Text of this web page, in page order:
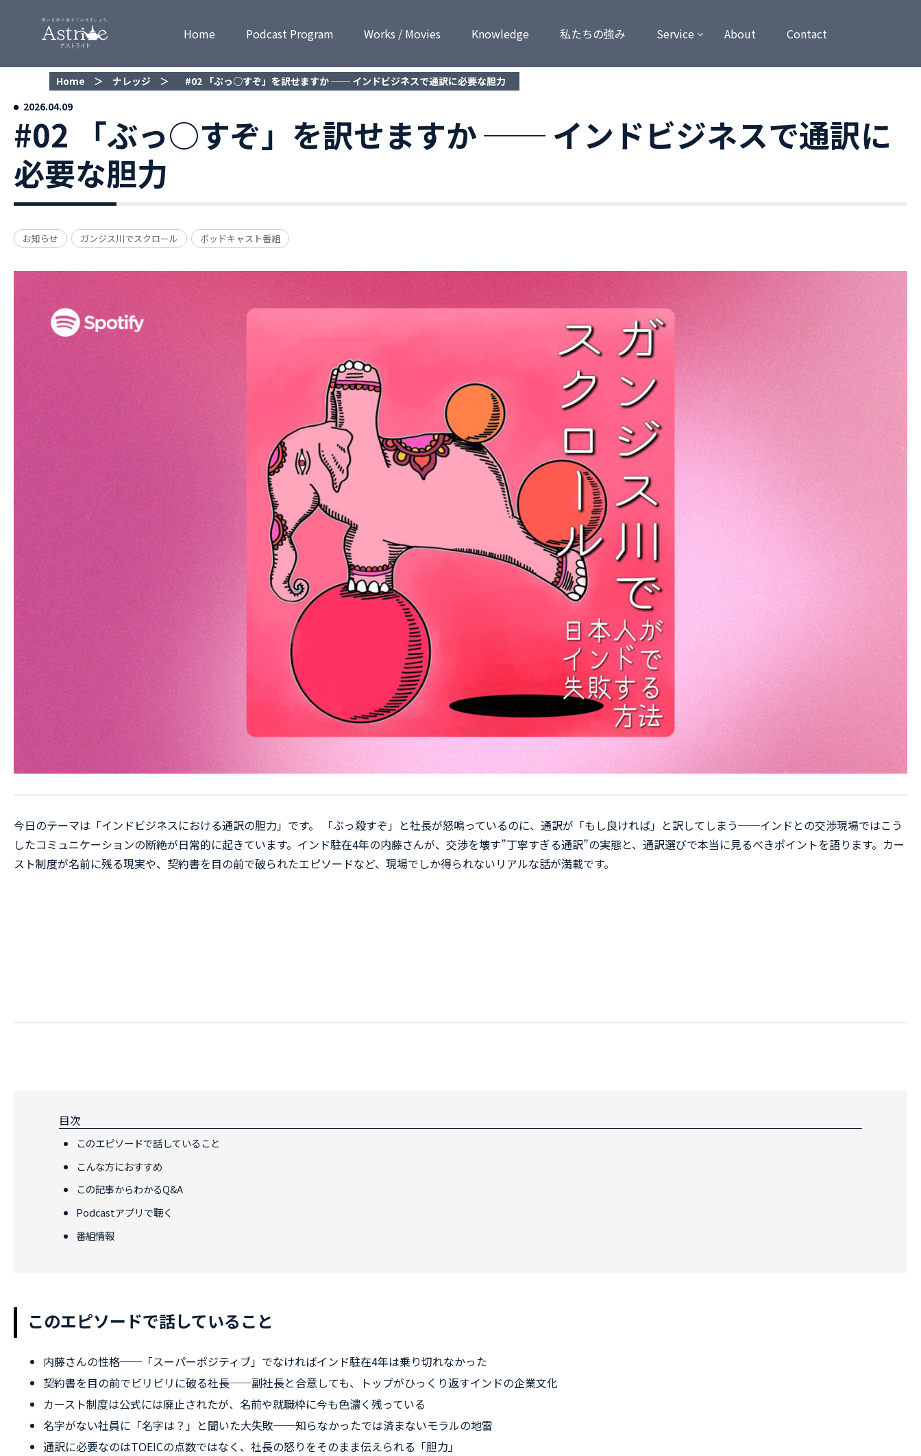
Home ＞ ナレッジ ＞ #02 「ぶっ○すぞ」を訳せますか ── インドビジネスで通訳に必要な胆力
Home Podcast Program Works / Movies Know­ledge 私たちの強み Service About Contact
#02 「ぶっ○すぞ」を訳せますか ── インドビジネスで通訳に
必要な胆力
お知らせ ガンジス川でスクロール ポッドキャスト番組
今日のテーマは「インドビジネスにおける通訳の胆力」です。 「ぶっ殺すぞ」と社長が怒鳴っているのに、通訳が「もし良ければ」と訳してしまう──インドとの交渉現場ではこう
したコミュニケーションの断絶が日常的に起きています。インド駐在4年の内藤さんが、交渉を壊す”丁寧すぎる通訳”の実態と、通訳選びで本当に見るべきポイントを語ります。カー
スト制度が名前に残る現実や、契約書を目の前で破られたエピソードなど、現場でしか得られないリアルな話が満載です。
目次
このエピソードで話していること
こんな方におすすめ
この記事からわかるQ&A
Podcastアプリで聴く
番組情報
このエピソードで話していること
内藤さんの性格──「スーパーポジティブ」でなければインド駐在4年は乗り切れなかった
契約書を目の前でビリビリに破る社長──副社長と合意しても、トップがひっくり返すインドの企業文化
カースト制度は公式には廃止されたが、名前や就職枠に今も色濃く残っている
名字がない社員に「名字は？」と聞いた大失敗──知らなかったでは済まないモラルの地雷
通訳に必要なのはTOEICの点数ではなく、社長の怒りをそのまま伝えられる「胆力」